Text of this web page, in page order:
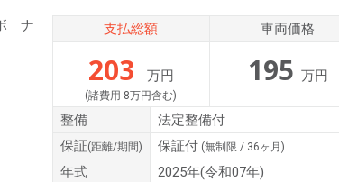
支払総額
203 万円
(諸費用 8万円含む)
車両価格
195 万円
整備
法定整備付
保証(距離/期間) 保証付(無制限 / 36ヶ月)
年式
2025年(令和07年)